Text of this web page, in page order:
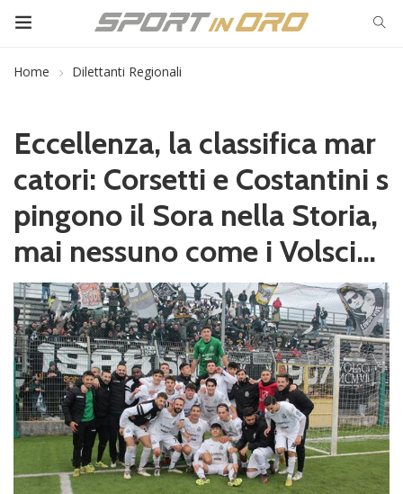
Home Dilettanti Regionali
Eccellenza, la classifica mar
catori: Corsetti e Costantini s
pingono il Sora nella Storia,
mai nessuno come i Volsci…